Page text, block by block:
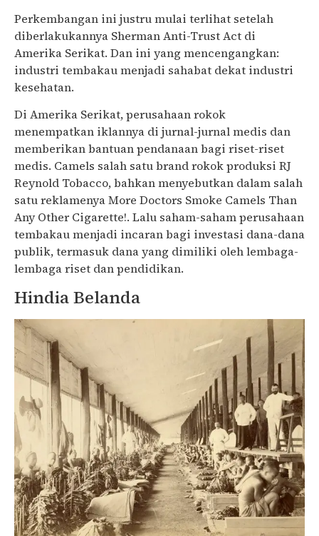
Perkembangan ini justru mulai terlihat setelah
diberlakukannya Sherman Anti-Trust Act di
Amerika Serikat. Dan ini yang mencengangkan:
industri tembakau menjadi sahabat dekat industri
kesehatan.
Di Amerika Serikat, perusahaan rokok
menempatkan iklannya di jurnal-jurnal medis dan
memberikan bantuan pendanaan bagi riset-riset
medis. Camels salah satu brand rokok produksi RJ
Reynold Tobacco, bahkan menyebutkan dalam salah
satu reklamenya More Doctors Smoke Camels Than
Any Other Cigarette!. Lalu saham-saham perusahaan
tembakau menjadi incaran bagi investasi dana-dana
publik, termasuk dana yang dimiliki oleh lembaga-
lembaga riset dan pendidikan.
Hindia Belanda